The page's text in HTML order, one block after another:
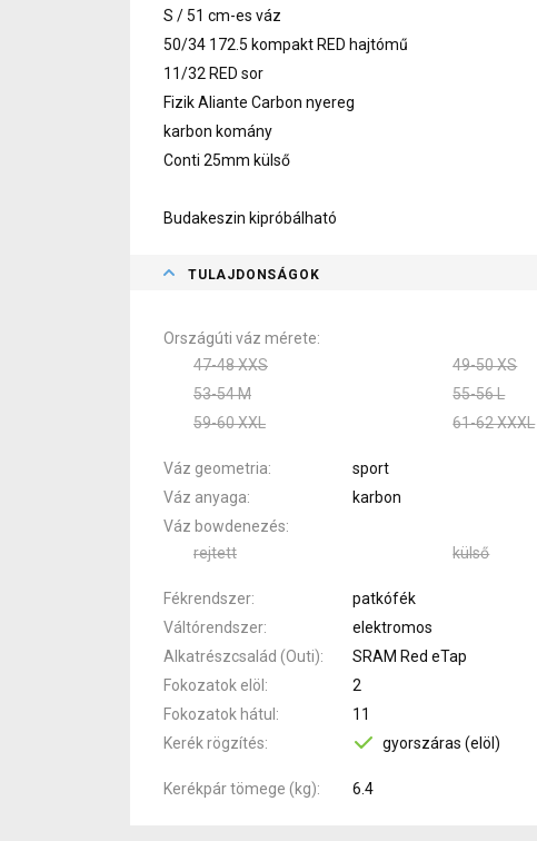
S / 51 cm-es váz
50/34 172.5 kompakt RED hajtómű
11/32 RED sor
Fizik Aliante Carbon nyereg
karbon komány
Conti 25mm külső
Budakeszin kipróbálható
TULAJDONSÁGOK
Országúti váz mérete
47-48 XXS
49-50 XS
53-54 M
55-56 L
59-60 XXL
61-62 XXXL
Váz geometria
sport
Váz anyaga
karbon
Váz bowdenezés
rejtett
külső
Fékrendszer
patkófék
Váltórendszer
elektromos
Alkatrészcsalád (Outi)
SRAM Red eTap
Fokozatok elöl
2
Fokozatok hátul
11
Kerék rögzítés
gyorszáras (elöl)
Kerékpár tömege (kg) 6.4